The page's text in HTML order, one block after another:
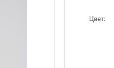
Цвет: